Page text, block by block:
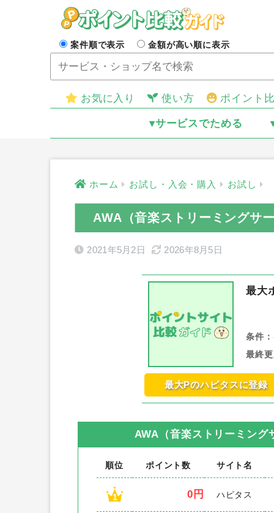
案件順で表示 金額が高い順に表示
お気に入り 使い方 ポイント
▾サービスでためる
ホーム お試し・入会・購入 お試し
AWA（音楽ストリーミングサ
2021年5月2日 2026年8月5日
最大
条件：
最終
最大Pのハピタスに登録
AWA（音楽ストリーミング
順位 ポイント数 サイト名
1 0円 ハピタス